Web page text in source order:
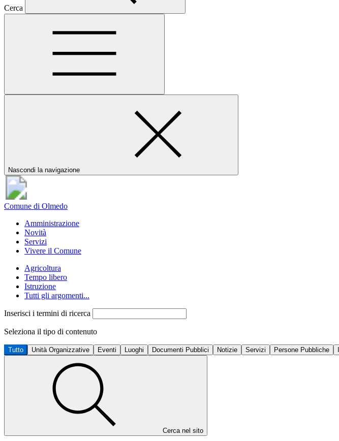
Cerca
Nascondi la navigazione
Comune di Olmedo
Amministrazione
Novità
Servizi
Vivere il Comune
Agricoltura
Tempo libero
Istruzione
Tutti gli argomenti...
Inserisci i termini di ricerca
Seleziona il tipo di contenuto
Tutto Unità Organizzative Eventi Luoghi Documenti Pubblici Notizie Servizi Persone Pubbliche
Cerca nel sito